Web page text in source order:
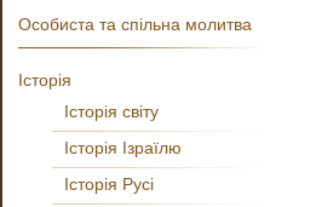
Особиста та спільна молитва
Історія
Історія світу
Історія Ізраїлю
Історія Русі